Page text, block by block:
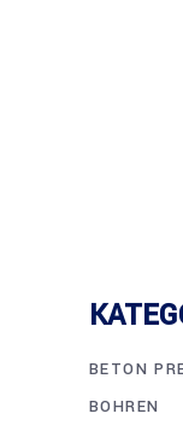
BETON
BOHREN